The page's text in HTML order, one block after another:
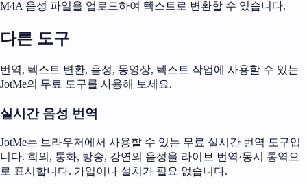
M4A 음성 파일을 업로드하여 텍스트로 변환할 수 있습니다.
다른 도구
번역, 텍스트 변환, 음성, 동영상, 텍스트 작업에 사용할 수 있는
JotMe의 무료 도구를 사용해 보세요.
실시간 음성 번역
JotMe는 브라우저에서 사용할 수 있는 무료 실시간 번역 도구입
니다. 회의, 통화, 방송, 강연의 음성을 라이브 번역·동시 통역으
로 표시합니다. 가입이나 설치가 필요 없습니다.